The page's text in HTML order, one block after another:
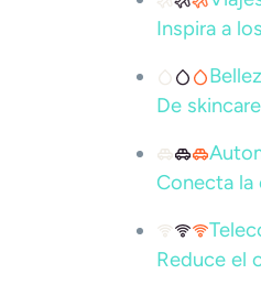
Inspira a
De
Conecta la
Reduce el